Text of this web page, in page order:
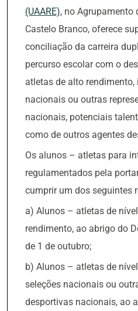
(UAARE), no Agrupamento
Castelo Branco, oferece
conciliação da carreira
percurso escolar com o
atletas de alto
nacionais ou outras
nacionais, potenciais
como de outros agentes
Os alunos – atletas para
regulamentados pela
cumprir um dos seguintes
a) Alunos – atletas de
rendimento, ao abrigo do
de 1 de outubro;
b) Alunos – atletas de
seleções nacionais ou
desportivas nacionais, ao